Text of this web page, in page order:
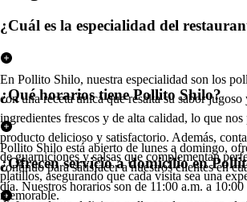
¿Cuál es la especialidad del
En Pollito Shilo, nuestra especialidad son los
con una receta única que resalta su sabor
ingredientes frescos y de alta calidad, lo que
producto delicioso y satisfactorio. Además,
de guarniciones y salsas que complementan
platillos, asegurando que cada visita sea una
memorable.
¿Qué horarios tiene Pollito Shilo?
Pollito Shilo está abierto de lunes a domingo,
continuo para satisfacer a nuestros clientes en
día. Nuestros horarios son de 11:00 a.m. a
¿Ofrecen servicio a domicilio en